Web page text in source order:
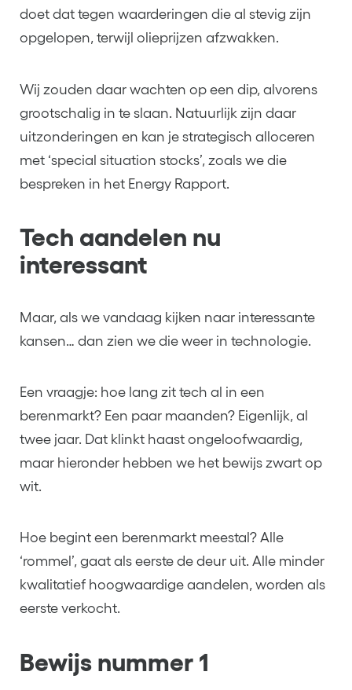
doet dat tegen waarderingen die al stevig zijn
opgelopen, terwijl olieprijzen afzwakken.
Wij zouden daar wachten op een dip, alvorens
grootschalig in te slaan. Natuurlijk zijn daar
uitzonderingen en kan je strategisch alloceren
met ‘special situation stocks’, zoals we die
bespreken in het Energy Rapport.
Tech aandelen nu
interessant
Maar, als we vandaag kijken naar interessante
kansen… dan zien we die weer in technologie.
Een vraagje: hoe lang zit tech al in een
berenmarkt? Een paar maanden? Eigenlijk, al
twee jaar. Dat klinkt haast ongeloofwaardig,
maar hieronder hebben we het bewijs zwart op
wit.
Hoe begint een berenmarkt meestal? Alle
‘rommel’, gaat als eerste de deur uit. Alle minder
kwalitatief hoogwaardige aandelen, worden als
eerste verkocht.
Bewijs nummer 1